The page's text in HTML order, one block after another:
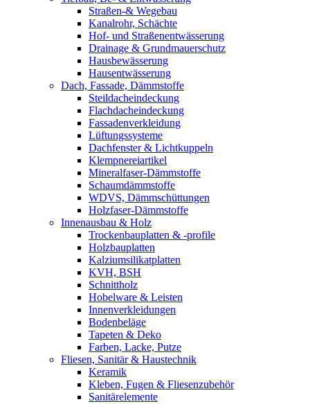
Straßen-& Wegebau
Kanalrohr, Schächte
Hof- und Straßenentwässerung
Drainage & Grundmauerschutz
Hausbewässerung
Hausentwässerung
Dach, Fassade, Dämmstoffe
Steildacheindeckung
Flachdacheindeckung
Fassadenverkleidung
Lüftungssysteme
Dachfenster & Lichtkuppeln
Klempnereiartikel
Mineralfaser-Dämmstoffe
Schaumdämmstoffe
WDVS, Dämmschüttungen
Holzfaser-Dämmstoffe
Innenausbau & Holz
Trockenbauplatten & -profile
Holzbauplatten
Kalziumsilikatplatten
KVH, BSH
Schnittholz
Hobelware & Leisten
Innenverkleidungen
Bodenbeläge
Tapeten & Deko
Farben, Lacke, Putze
Fliesen, Sanitär & Haustechnik
Keramik
Kleben, Fugen & Fliesenzubehör
Sanitärelemente